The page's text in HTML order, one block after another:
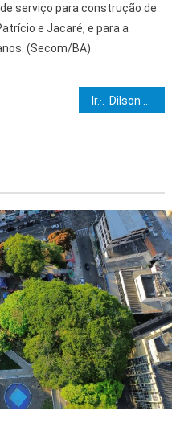
serviço para construção de
e Jacaré, e para a
(Secom/BA)